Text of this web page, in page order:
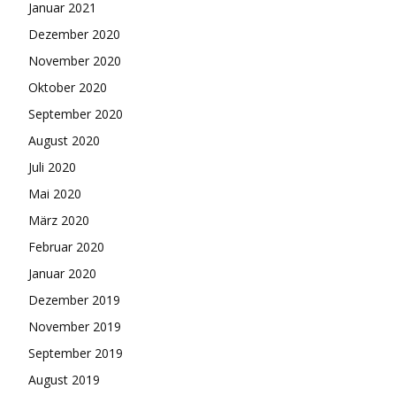
Januar 2021
Dezember 2020
November 2020
Oktober 2020
September 2020
August 2020
Juli 2020
Mai 2020
März 2020
Februar 2020
Januar 2020
Dezember 2019
November 2019
September 2019
August 2019